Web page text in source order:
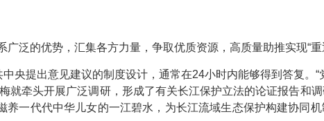
泛的优势，汇集各方力量，争取优质资源，高质量助推实现“重
央提出意见建议的制度设计，通常在24小时内能够得到答复。“
牵头开展广泛调研，形成了有关长江保护立法的论证报告和
一代代中华儿女的一江碧水，为长江流域生态保护构建协同机